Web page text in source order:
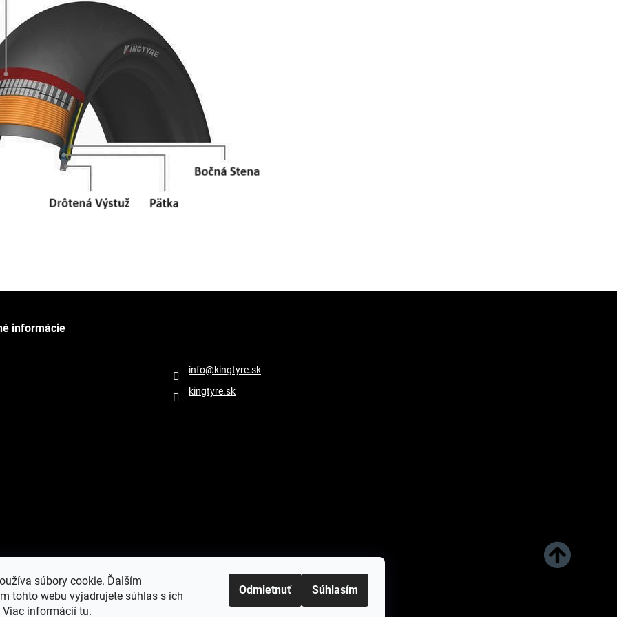
súbory cookie. Ďalším
tohto webu vyjadrujete súhlas s ich
informácií tu.
Odmietnuť Súhlasím
informácie
info@kingtyre.sk
kingtyre.sk
Kingtyre.sk . Všetky práva vyhradené. Upraviť nastavenie cookies